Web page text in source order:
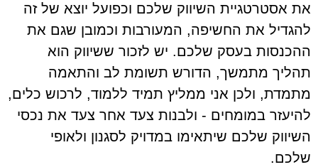
את אסטרטגיית השיווק שלכם וכפועל יוצא של זה
להגדיל את החשיפה, המעורבות וכמובן שגם את
ההכנסות בעסק שלכם. יש לזכור ששיווק הוא
תהליך מתמשך, הדורש תשומת לב והתאמה
מתמדת, ולכן אני ממליץ תמיד ללמוד, לרכוש כלים,
להיעזר במומחים - ולבנות צעד אחר צעד את נכסי
השיווק שלכם שיתאימו במדויק לסגנון ולאופי
שלכם.